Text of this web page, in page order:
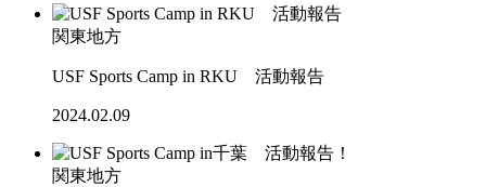
関東地方
USF Sports Camp in RKU 活動報告
2024.02.09
関東地方